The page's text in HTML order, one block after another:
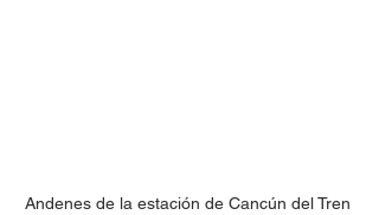
Andenes de la estación de Cancún del Tren